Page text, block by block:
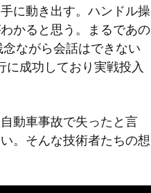
に動き出す。ハンドル操
かると思う。まるであの
ながら会話はできない
成功しており実戦投入
動車事故で失ったと言
。そんな技術者たちの想